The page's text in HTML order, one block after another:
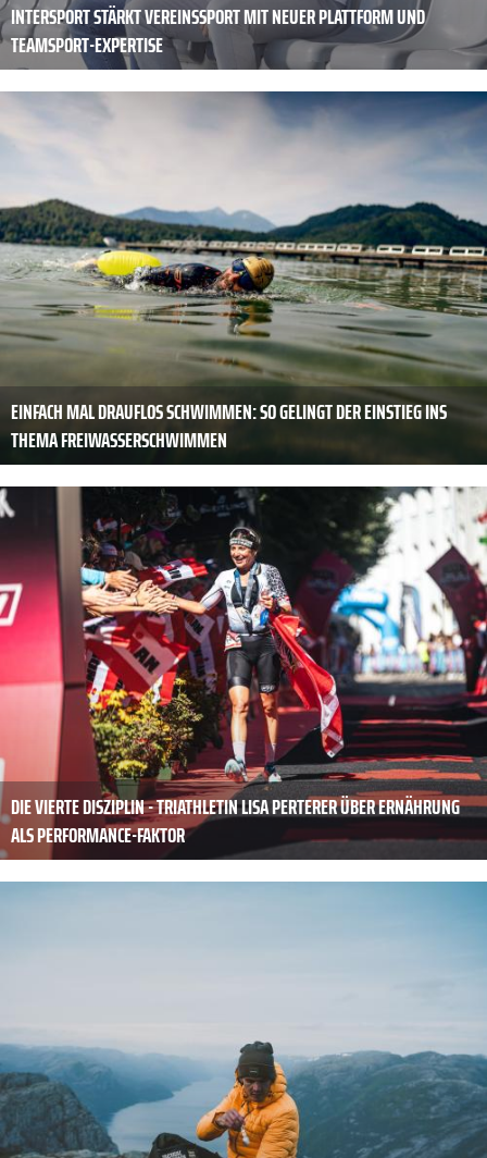
INTERSPORT STÄRKT VEREINSSPORT MIT NEUER PLATTFORM UND
TEAMSPORT-EXPERTISE
EINFACH MAL DRAUFLOS SCHWIMMEN: SO GELINGT DER EINSTIEG INS
THEMA FREIWASSERSCHWIMMEN
DIE VIERTE DISZIPLIN - TRIATHLETIN LISA PERTERER ÜBER ERNÄHRUNG
ALS PERFORMANCE-FAKTOR